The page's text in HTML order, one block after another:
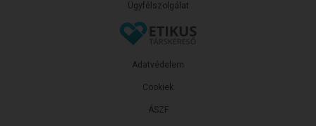
Ügyfélszolgálat
ÁSZF
Adatvédelem
Cookiek